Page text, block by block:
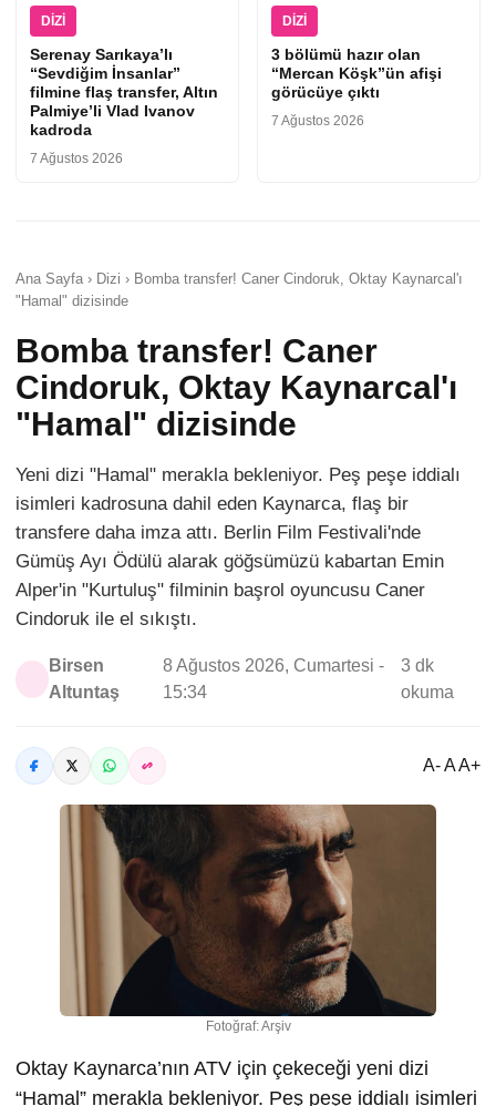
DIZI
Serenay Sarıkaya’lı
“Sevdiğim İnsanlar”
filmine flaş transfer, Altın
Palmiye’li Vlad Ivanov
kadroda
7 Ağustos 2026
DIZI
3 bölümü hazır olan
“Mercan Köşk”ün afişi
görücüye çıktı
7 Ağustos 2026
Ana Sayfa › Dizi › Bomba transfer! Caner Cindoruk, Oktay Kaynarcal'ı
"Hamal" dizisinde
Bomba transfer! Caner
Cindoruk, Oktay Kaynarcal'ı
"Hamal" dizisinde
Yeni dizi "Hamal" merakla bekleniyor. Peş peşe iddialı
isimleri kadrosuna dahil eden Kaynarca, flaş bir
transfere daha imza attı. Berlin Film Festivali'nde
Gümüş Ayı Ödülü alarak göğsümüzü kabartan Emin
Alper'in "Kurtuluş" filminin başrol oyuncusu Caner
Cindoruk ile el sıkıştı.
Birsen
Altuntaş
8 Ağustos 2026, Cumartesi -
15:34
3 dk
okuma
A- A A+
Fotoğraf: Arşiv
Oktay Kaynarca’nın ATV için çekeceği yeni dizi
“Hamal” merakla bekleniyor. Peş peşe iddialı isimleri